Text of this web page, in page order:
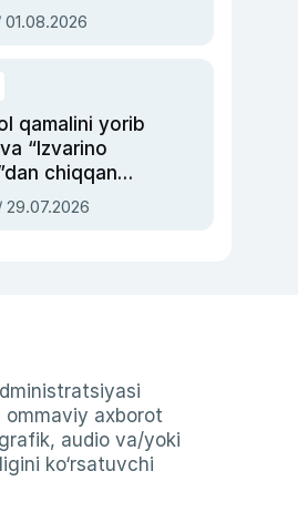
siyosiy
asrab
01.08.2026
qamalini yorib
“Izvarino
chiqqan
— Ukraina
bosh
29.07.2026
ommaviy axborot
audio va/yoki
ko‘rsatuvchi